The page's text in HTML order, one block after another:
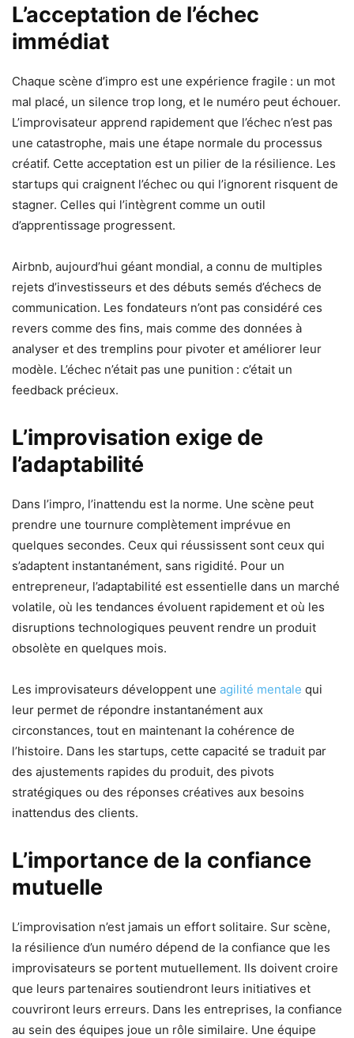
L’acceptation de l’échec
immédiat
Chaque scène d’impro est une expérience fragile : un mot
mal placé, un silence trop long, et le numéro peut échouer.
L’improvisateur apprend rapidement que l’échec n’est pas
une catastrophe, mais une étape normale du processus
créatif. Cette acceptation est un pilier de la résilience. Les
startups qui craignent l’échec ou qui l’ignorent risquent de
stagner. Celles qui l’intègrent comme un outil
d’apprentissage progressent.
Airbnb, aujourd’hui géant mondial, a connu de multiples
rejets d’investisseurs et des débuts semés d’échecs de
communication. Les fondateurs n’ont pas considéré ces
revers comme des fins, mais comme des données à
analyser et des tremplins pour pivoter et améliorer leur
modèle. L’échec n’était pas une punition : c’était un
feedback précieux.
L’improvisation exige de
l’adaptabilité
Dans l’impro, l’inattendu est la norme. Une scène peut
prendre une tournure complètement imprévue en
quelques secondes. Ceux qui réussissent sont ceux qui
s’adaptent instantanément, sans rigidité. Pour un
entrepreneur, l’adaptabilité est essentielle dans un marché
volatile, où les tendances évoluent rapidement et où les
disruptions technologiques peuvent rendre un produit
obsolète en quelques mois.
Les improvisateurs développent une agilité mentale qui
leur permet de répondre instantanément aux
circonstances, tout en maintenant la cohérence de
l’histoire. Dans les startups, cette capacité se traduit par
des ajustements rapides du produit, des pivots
stratégiques ou des réponses créatives aux besoins
inattendus des clients.
L’importance de la confiance
mutuelle
L’improvisation n’est jamais un effort solitaire. Sur scène,
la résilience d’un numéro dépend de la confiance que les
improvisateurs se portent mutuellement. Ils doivent croire
que leurs partenaires soutiendront leurs initiatives et
couvriront leurs erreurs. Dans les entreprises, la confiance
au sein des équipes joue un rôle similaire. Une équipe